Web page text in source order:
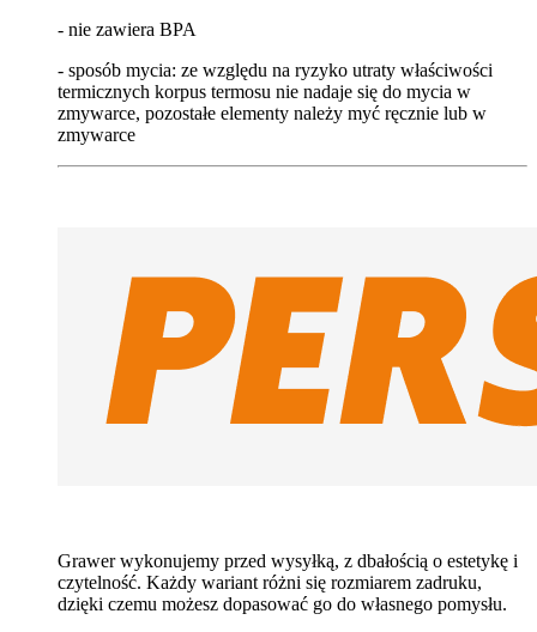
- nie zawiera BPA
- sposób mycia: ze względu na ryzyko utraty właściwości
termicznych korpus termosu nie nadaje się do mycia w
zmywarce, pozostałe elementy należy myć ręcznie lub w
zmywarce
Grawer wykonujemy przed wysyłką, z dbałością o estetykę i
czytelność. Każdy wariant różni się rozmiarem zadruku,
dzięki czemu możesz dopasować go do własnego pomysłu.